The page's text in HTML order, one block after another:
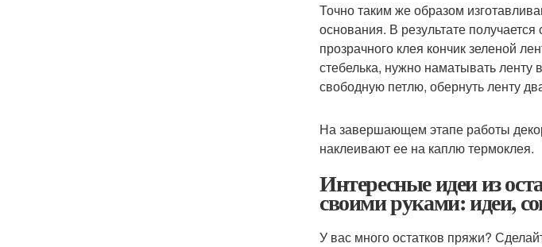
Точно таким же образом
основания. В результате
прозрачного клея кончик зеленой
стебелька, нужно наматывать
свободную петлю, обернуть ленту
На завершающем этапе работы
наклеивают ее на каплю термоклея.
Интересные идеи из
своими руками: идеи,
У вас много остатков пряжи?